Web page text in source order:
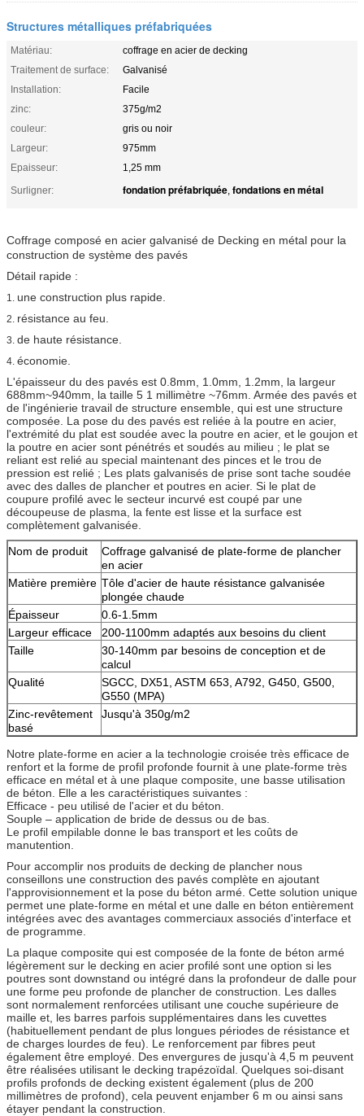
Structures métalliques préfabriquées
Matériau:
coffrage en acier de decking
Traitement de surface:
Galvanisé
Installation:
Facile
zinc:
375g/m2
couleur:
gris ou noir
Largeur:
975mm
Epaisseur:
1,25 mm
Surligner:
fondation préfabriquée, fondations en métal
Coffrage composé en acier galvanisé de Decking en métal pour la
construction de système des pavés
Détail rapide :
1. une construction plus rapide.
2. résistance au feu.
3. de haute résistance.
4. économie.
L'épaisseur du des pavés est 0.8mm, 1.0mm, 1.2mm, la largeur
688mm~940mm, la taille 5 1 millimètre ~76mm. Armée des pavés et
de l'ingénierie travail de structure ensemble, qui est une structure
composée. La pose du des pavés est reliée à la poutre en acier,
l'extrémité du plat est soudée avec la poutre en acier, et le goujon et
la poutre en acier sont pénétrés et soudés au milieu ; le plat se
reliant est relié au special maintenant des pinces et le trou de
pression est relié ; Les plats galvanisés de prise sont tache soudée
avec des dalles de plancher et poutres en acier. Si le plat de
coupure profilé avec le secteur incurvé est coupé par une
découpeuse de plasma, la fente est lisse et la surface est
complètement galvanisée.
Nom de produit
Coffrage galvanisé de plate-forme de plancher
en acier
Matière première Tôle d'acier de haute résistance galvanisée
plongée chaude
Épaisseur
0.6-1.5mm
Largeur efficace
200-1100mm adaptés aux besoins du client
Taille
30-140mm par besoins de conception et de
calcul
Qualité
SGCC, DX51, ASTM 653, A792, G450, G500,
G550 (MPA)
Zinc-revêtement
basé
Jusqu'à 350g/m2
Notre plate-forme en acier a la technologie croisée très efficace de
renfort et la forme de profil profonde fournit à une plate-forme très
efficace en métal et à une plaque composite, une basse utilisation
de béton. Elle a les caractéristiques suivantes :
Efficace - peu utilisé de l'acier et du béton.
Souple – application de bride de dessus ou de bas.
Le profil empilable donne le bas transport et les coûts de
manutention.
Pour accomplir nos produits de decking de plancher nous
conseillons une construction des pavés complète en ajoutant
l'approvisionnement et la pose du béton armé. Cette solution unique
permet une plate-forme en métal et une dalle en béton entièrement
intégrées avec des avantages commerciaux associés d'interface et
de programme.
La plaque composite qui est composée de la fonte de béton armé
légèrement sur le decking en acier profilé sont une option si les
poutres sont downstand ou intégré dans la profondeur de dalle pour
une forme peu profonde de plancher de construction. Les dalles
sont normalement renforcées utilisant une couche supérieure de
maille et, les barres parfois supplémentaires dans les cuvettes
(habituellement pendant de plus longues périodes de résistance et
de charges lourdes de feu). Le renforcement par fibres peut
également être employé. Des envergures de jusqu'à 4,5 m peuvent
être réalisées utilisant le decking trapézoïdal. Quelques soi-disant
profils profonds de decking existent également (plus de 200
millimètres de profond), cela peuvent enjamber 6 m ou ainsi sans
étayer pendant la construction.